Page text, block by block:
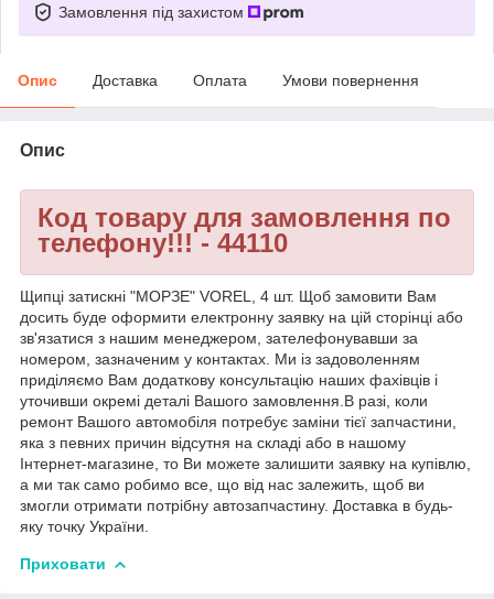
Замовлення під захистом
Опис Доставка Оплата Умови повернення
Опис
Код товару для замовлення по
телефону!!! - 44110
Щипці затискні "МОРЗЕ" VOREL, 4 шт. Щоб замовити Вам
досить буде оформити електронну заявку на цій сторінці або
зв'язатися з нашим менеджером, зателефонувавши за
номером, зазначеним у контактах. Ми із задоволенням
приділяємо Вам додаткову консультацію наших фахівців і
уточивши окремі деталі Вашого замовлення.В разі, коли
ремонт Вашого автомобіля потребує заміни тієї запчастини,
яка з певних причин відсутня на складі або в нашому
Інтернет-магазине, то Ви можете залишити заявку на купівлю,
а ми так само робимо все, що від нас залежить, щоб ви
змогли отримати потрібну автозапчастину. Доставка в будь-
яку точку України.
Приховати